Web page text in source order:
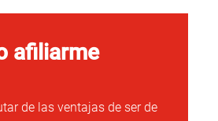
afiliarme
de las ventajas de ser de